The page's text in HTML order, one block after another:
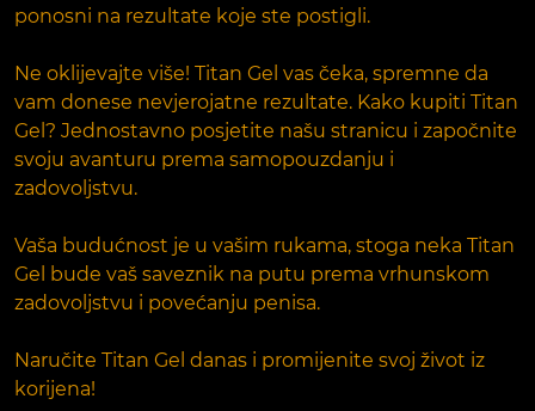
ponosni na rezultate koje ste postigli.
Ne oklijevajte više! Titan Gel vas čeka, spremne da
vam donese nevjerojatne rezultate. Kako kupiti Titan
Gel? Jednostavno posjetite našu stranicu i započnite
svoju avanturu prema samopouzdanju i
zadovoljstvu.
Vaša budućnost je u vašim rukama, stoga neka Titan
Gel bude vaš saveznik na putu prema vrhunskom
zadovoljstvu i povećanju penisa.
Naručite Titan Gel danas i promijenite svoj život iz
korijena!